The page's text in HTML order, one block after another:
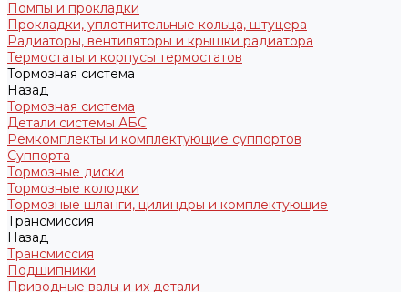
Помпы и прокладки
Прокладки, уплотнительные кольца, штуцера
Радиаторы, вентиляторы и крышки радиатора
Термостаты и корпусы термостатов
Тормозная система
Назад
Тормозная система
Детали системы АБС
Ремкомплекты и комплектующие суппортов
Суппорта
Тормозные диски
Тормозные колодки
Тормозные шланги, цилиндры и комплектующие
Трансмиссия
Назад
Трансмиссия
Подшипники
Приводные валы и их детали